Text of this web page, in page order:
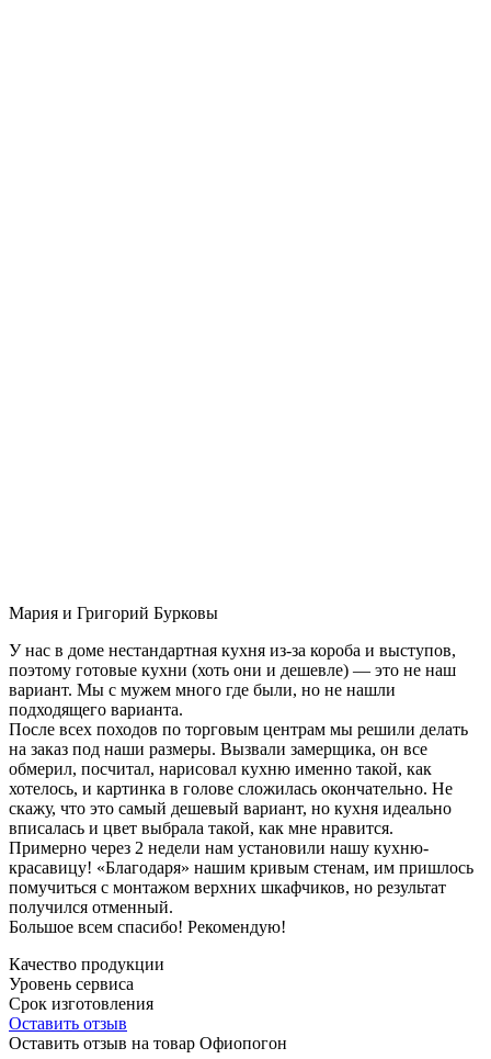
Мария и Григорий Бурковы
У нас в доме нестандартная кухня из-за короба и выступов,
поэтому готовые кухни (хоть они и дешевле) — это не наш
вариант. Мы с мужем много где были, но не нашли
подходящего варианта.
После всех походов по торговым центрам мы решили делать
на заказ под наши размеры. Вызвали замерщика, он все
обмерил, посчитал, нарисовал кухню именно такой, как
хотелось, и картинка в голове сложилась окончательно. Не
скажу, что это самый дешевый вариант, но кухня идеально
вписалась и цвет выбрала такой, как мне нравится.
Примерно через 2 недели нам установили нашу кухню-
красавицу! «Благодаря» нашим кривым стенам, им пришлось
помучиться с монтажом верхних шкафчиков, но результат
получился отменный.
Большое всем спасибо! Рекомендую!
Качество продукции
Уровень сервиса
Срок изготовления
Оставить отзыв
Оставить отзыв на товар Офиопогон